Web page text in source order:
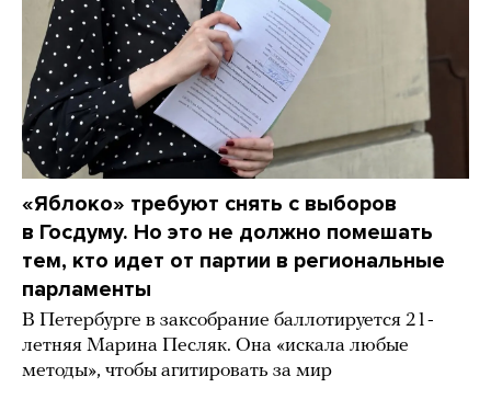
«Яблоко» требуют снять с выборов
в Госдуму. Но это не должно помешать
тем, кто идет от партии в региональные
парламенты
В Петербурге в заксобрание баллотируется 21-
летняя Марина Песляк. Она «искала любые
методы», чтобы агитировать за мир